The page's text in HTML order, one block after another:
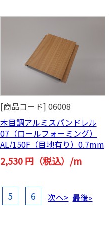
[商品コード] 06008
木目調アルミスパンドレル
07（ロールフォーミング）
AL/150F（目地有り）0.7mm
2,530 円（税込）/m
5 6 次へ> 最後»